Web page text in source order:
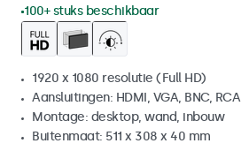
100+ stuks beschikbaar
1920 x 1080 resolutie (Full HD)
Aansluitingen: HDMI, VGA, BNC, RCA
Montage: desktop, wand, inbouw
Buitenmaat: 511 x 308 x 40 mm